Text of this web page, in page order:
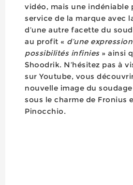
vidéo, mais une indéniable
service de la marque avec
d’une autre facette du
au profit « d’une
possibilités infinies» ainsi
Shoodrik. N’hésitez pas à
sur Youtube, vous
nouvelle image du
sous le charme de Fronius
Pinocchio.